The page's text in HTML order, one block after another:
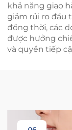
khả năng giao
giảm rủi ro đầu
đồng thời, các
được hưởng
và quyền tiếp